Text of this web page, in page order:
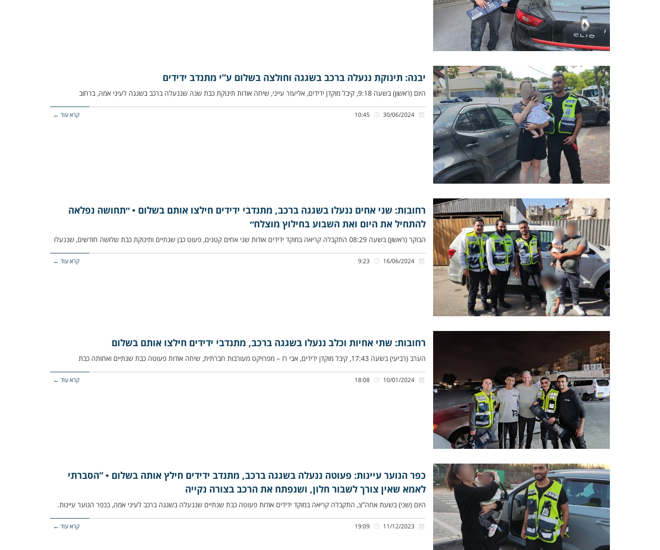
יבנה: תינוקת ננעלה ברכב בשגגה וחולצה בשלום ע”י מתנדב ידידים
היום (ראשון) בשעה 9:18, קיבל מוקדן ידידים, אליעזר עייני, שיחה אודות תינוקת כבת שנה שננעלה ברכב בשגגה לעיני אמהּ, ברחוב
קרא עוד ←
רחובות: שני אחים ננעלו בשגגה ברכב, מתנדבי ידידים חילצו אותם בשלום • ״תחושה נפלאה
להתחיל את היום ואת השבוע בחילוץ מוצלח״
הבוקר (ראשון) בשעה 08:29 התקבלה קריאה במוקד ידידים אודות שני אחים קטנים, פעוט כבן שנתיים ותינוקת כבת שלושה חודשים, שננעלו
קרא עוד ←
רחובות: שתי אחיות וכלב ננעלו בשגגה ברכב, מתנדבי ידידים חילצו אותם בשלום
הערב (רביעי) בשעה 17:43, קיבל מוקדן ידידים, אבי רז – מפרויקט מעורבות חברתית, שיחה אודות פעוטה כבת שנתיים ואחותה כבת
קרא עוד ←
כפר הנוער עיינות: פעוטה ננעלה בשגגה ברכב, מתנדב ידידים חילץ אותה בשלום • “הסברתי
לאמא שאין צורך לשבור חלון, ושנפתח את הרכב בצורה נקייה
היום (שני) בשעת אחה”צ, התקבלה קריאה במוקד ידידים אודות פעוטה כבת שנתיים שננעלה בשגגה ברכב לעיני אמה, בכפר הנוער עיינות.
קרא עוד ←